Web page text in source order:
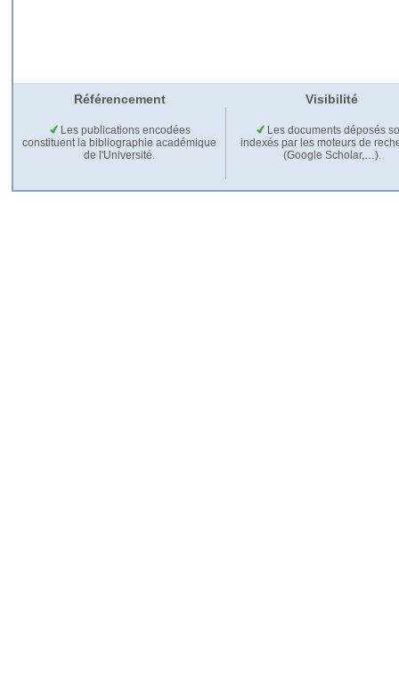
Référencement Visibilité
Les publications encodées
constituent la bibliographie académique
de l'Université.
Les documents déposés
indexés par les moteurs de
(Google Scholar,…).